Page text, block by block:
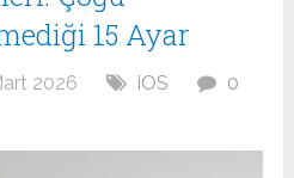
15 Ayar
2026 iOS
0